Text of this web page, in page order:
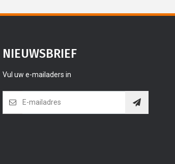
NIEUWSBRIEF
Vul uw e-mailaders in